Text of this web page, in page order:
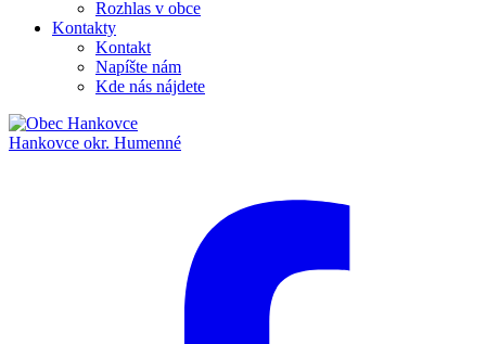
Rozhlas v obce
Kontakty
Kontakt
Napíšte nám
Kde nás nájdete
Hankovce okr. Humenné